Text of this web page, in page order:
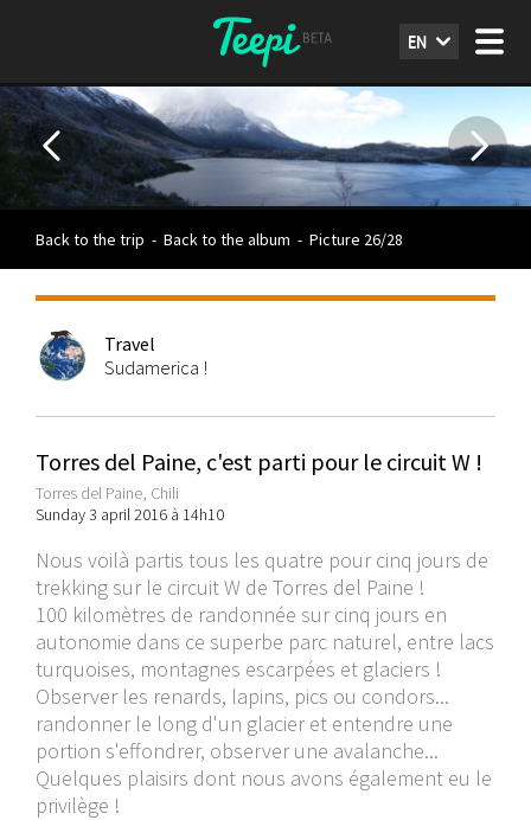
EN
Back to the trip - Back to the album - Picture 26/28
Travel
Sudamerica !
Torres del Paine, c'est parti pour le circuit W !
Torres del Paine, Chili
Sunday 3 april 2016 à 14h10
Nous voilà partis tous les quatre pour cinq jours de
trekking sur le circuit W de Torres del Paine !
100 kilomètres de randonnée sur cinq jours en
autonomie dans ce superbe parc naturel, entre lacs
turquoises, montagnes escarpées et glaciers !
Observer les renards, lapins, pics ou condors...
randonner le long d'un glacier et entendre une
portion s'effondrer, observer une avalanche...
Quelques plaisirs dont nous avons également eu le
privilège !